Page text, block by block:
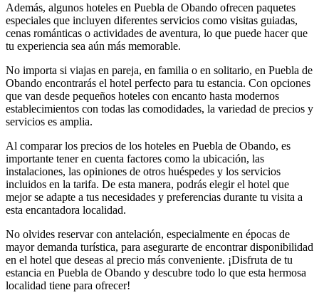
Además, algunos hoteles en Puebla de Obando ofrecen paquetes
especiales que incluyen diferentes servicios como visitas guiadas,
cenas románticas o actividades de aventura, lo que puede hacer que
tu experiencia sea aún más memorable.
No importa si viajas en pareja, en familia o en solitario, en Puebla de
Obando encontrarás el hotel perfecto para tu estancia. Con opciones
que van desde pequeños hoteles con encanto hasta modernos
establecimientos con todas las comodidades, la variedad de precios y
servicios es amplia.
Al comparar los precios de los hoteles en Puebla de Obando, es
importante tener en cuenta factores como la ubicación, las
instalaciones, las opiniones de otros huéspedes y los servicios
incluidos en la tarifa. De esta manera, podrás elegir el hotel que
mejor se adapte a tus necesidades y preferencias durante tu visita a
esta encantadora localidad.
No olvides reservar con antelación, especialmente en épocas de
mayor demanda turística, para asegurarte de encontrar disponibilidad
en el hotel que deseas al precio más conveniente. ¡Disfruta de tu
estancia en Puebla de Obando y descubre todo lo que esta hermosa
localidad tiene para ofrecer!